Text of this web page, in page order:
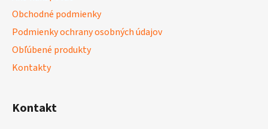
Obchodné podmienky
Podmienky ochrany osobných údajov
Obľúbené produkty
Kontakty
Kontakt